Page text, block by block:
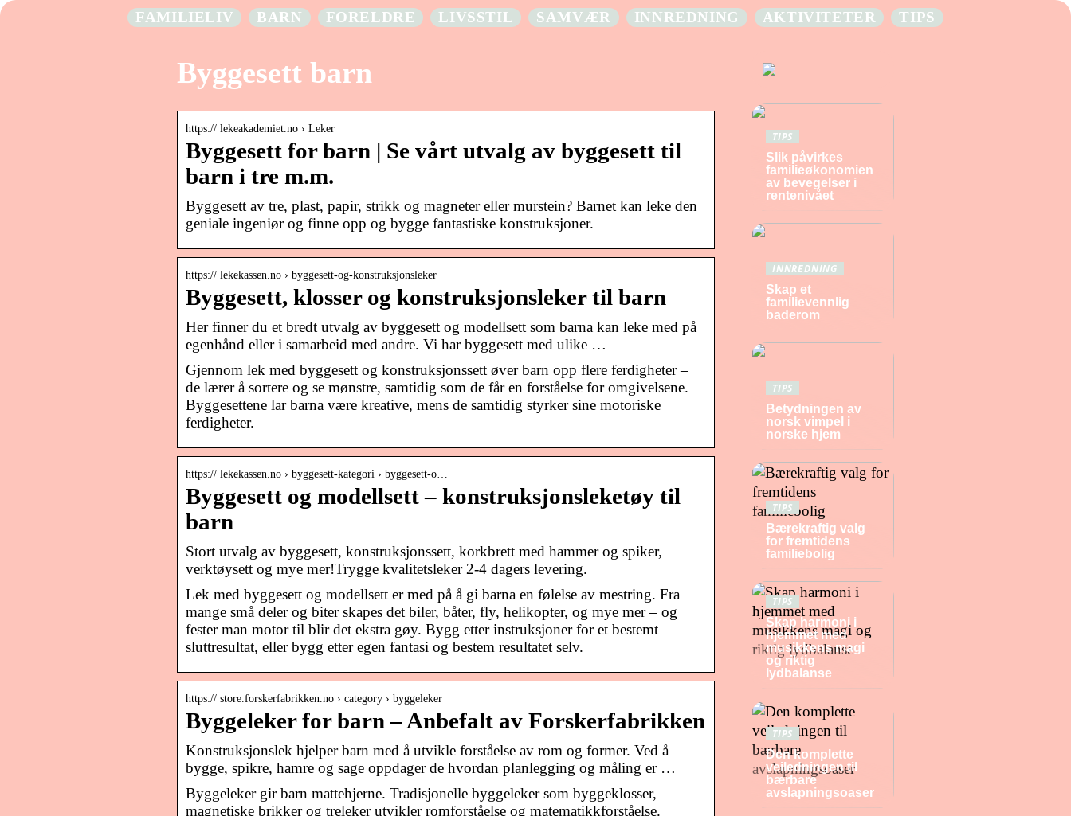
FAMILIELIV BARN FORELDRE LIVSSTIL SAMVÆR INNREDNING AKTIVITETER TIPS
Byggesett barn
https:// lekeakademiet.no › Leker
Byggesett for barn | Se vårt utvalg av byggesett til
barn i tre m.m.
Byggesett av tre, plast, papir, strikk og magneter eller murstein? Barnet kan leke den
geniale ingeniør og finne opp og bygge fantastiske konstruksjoner.
https:// lekekassen.no › byggesett-og-konstruksjonsleker
Byggesett, klosser og konstruksjonsleker til barn
Her finner du et bredt utvalg av byggesett og modellsett som barna kan leke med på
egenhånd eller i samarbeid med andre. Vi har byggesett med ulike …
Gjennom lek med byggesett og konstruksjonssett øver barn opp flere ferdigheter –
de lærer å sortere og se mønstre, samtidig som de får en forståelse for omgivelsene.
Byggesettene lar barna være kreative, mens de samtidig styrker sine motoriske
ferdigheter.
https:// lekekassen.no › byggesett-kategori › byggesett-o…
Byggesett og modellsett – konstruksjonsleketøy til
barn
Stort utvalg av byggesett, konstruksjonssett, korkbrett med hammer og spiker,
verktøysett og mye mer!Trygge kvalitetsleker 2-4 dagers levering.
Lek med byggesett og modellsett er med på å gi barna en følelse av mestring. Fra
mange små deler og biter skapes det biler, båter, fly, helikopter, og mye mer – og
fester man motor til blir det ekstra gøy. Bygg etter instruksjoner for et bestemt
sluttresultat, eller bygg etter egen fantasi og bestem resultatet selv.
https:// store.forskerfabrikken.no › category › byggeleker
Byggeleker for barn – Anbefalt av Forskerfabrikken
Konstruksjonslek hjelper barn med å utvikle forståelse av rom og former. Ved å
bygge, spikre, hamre og sage oppdager de hvordan planlegging og måling er …
Byggeleker gir barn mattehjerne. Tradisjonelle byggeleker som byggeklosser,
magnetiske brikker og treleker utvikler romforståelse og matematikkforståelse.
TIPS
Slik påvirkes
familieøkonomien
av bevegelser i
rentenivået
INNREDNING
Skap et
familievennlig
baderom
TIPS
Betydningen av
norsk vimpel i
norske hjem
TIPS
Bærekraftig valg
for fremtidens
familiebolig
TIPS
Skap harmoni i
hjemmet med
musikkens magi
og riktig
lydbalanse
TIPS
Den komplette
veiledningen til
bærbare
avslapningsoaser